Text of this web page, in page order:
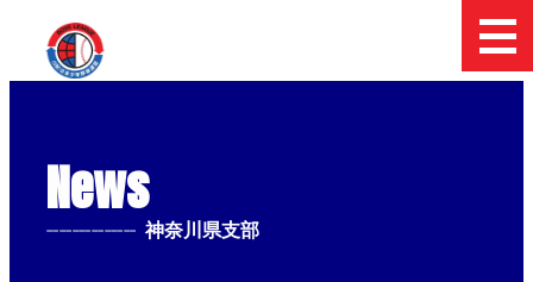
News
-------------- 神奈川県支部